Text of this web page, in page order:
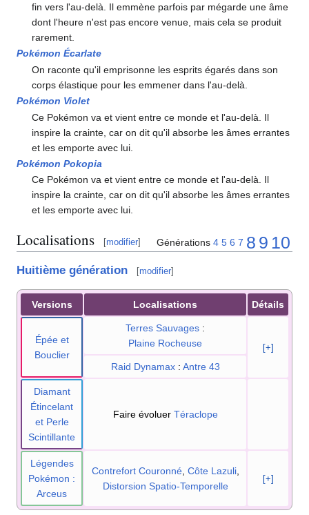
fin vers l'au-delà. Il emmène parfois par mégarde une âme
dont l'heure n'est pas encore venue, mais cela se produit
rarement.
Pokémon Écarlate
On raconte qu'il emprisonne les esprits égarés dans son
corps élastique pour les emmener dans l'au-delà.
Pokémon Violet
Ce Pokémon va et vient entre ce monde et l'au-delà. Il
inspire la crainte, car on dit qu'il absorbe les âmes errantes
et les emporte avec lui.
Pokémon Pokopia
Ce Pokémon va et vient entre ce monde et l'au-delà. Il
inspire la crainte, car on dit qu'il absorbe les âmes errantes
et les emporte avec lui.
Localisations [modifier] Générations 4 5 6 7 8 9 10
Huitième génération [modifier]
Versions Localisations Détails
Épée et
Bouclier
Terres Sauvages :
Plaine Rocheuse
[+]
Raid Dynamax : Antre 43
Diamant
Étincelant
et Perle
Scintillante
Faire évoluer Téraclope
Légendes
Pokémon :
Arceus
Contrefort Couronné, Côte Lazuli,
Distorsion Spatio-Temporelle
[+]